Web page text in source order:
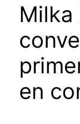
Milka
en